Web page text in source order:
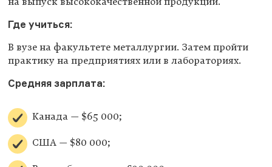
Где учиться:
В вузе на факультете металлургии. Затем пройти
практику на предприятиях или в лабораториях.
Средняя зарплата:
Канада — $65 000;
США — $80 000;